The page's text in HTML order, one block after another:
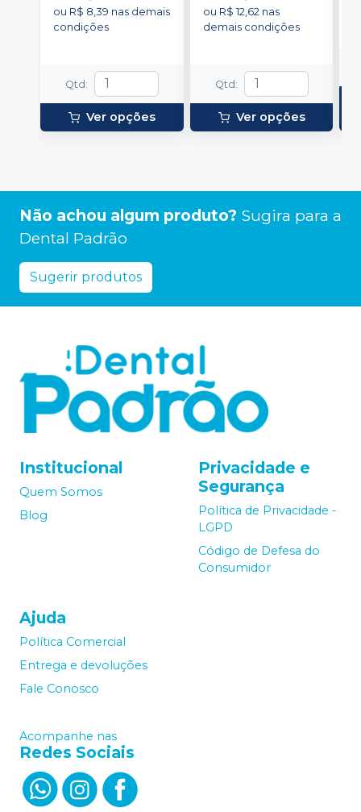
ou R$ 8,39 nas demais
condições
Qtd:
Ver opções
ou R$ 12,62 nas
demais condições
Qtd:
Ver opções
Não achou algum produto? Sugira para a
Dental Padrão
Sugerir produtos
Institucional
Quem Somos
Blog
Privacidade e
Segurança
Política de Privacidade -
LGPD
Código de Defesa do
Consumidor
Ajuda
Política Comercial
Entrega e devoluções
Fale Conosco
Acompanhe nas
Redes Sociais